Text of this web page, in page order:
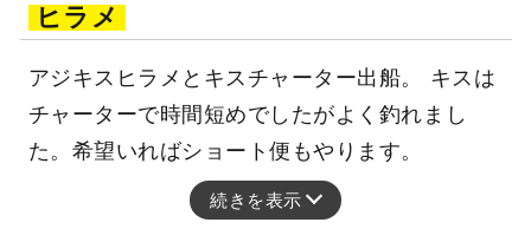
ヒラメ
アジキスヒラメとキスチャーター出船。 キスは
チャーターで時間短めでしたがよく釣れまし
た。希望いればショート便もやります。
続きを表示